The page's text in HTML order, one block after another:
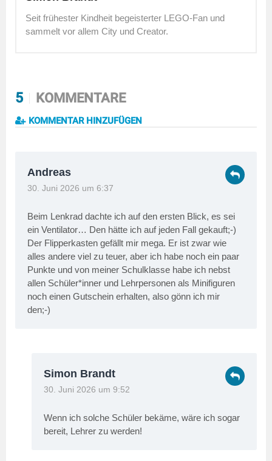
Seit frühester Kindheit begeisterter LEGO-Fan und
sammelt vor allem City und Creator.
5 KOMMENTARE
KOMMENTAR HINZUFÜGEN
Andreas
30. Juni 2026 um 6:37
Beim Lenkrad dachte ich auf den ersten Blick, es sei
ein Ventilator… Den hätte ich auf jeden Fall gekauft;-)
Der Flipperkasten gefällt mir mega. Er ist zwar wie
alles andere viel zu teuer, aber ich habe noch ein paar
Punkte und von meiner Schulklasse habe ich nebst
allen Schüler*inner und Lehrpersonen als Minifiguren
noch einen Gutschein erhalten, also gönn ich mir
den;-)
Simon Brandt
30. Juni 2026 um 9:52
Wenn ich solche Schüler bekäme, wäre ich sogar
bereit, Lehrer zu werden!